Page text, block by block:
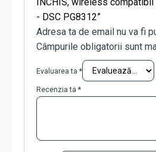
- DSC PG8312”
Adresa ta de email nu va fi
Câmpurile obligatorii sunt
Evaluarea ta *
Recenzia ta *